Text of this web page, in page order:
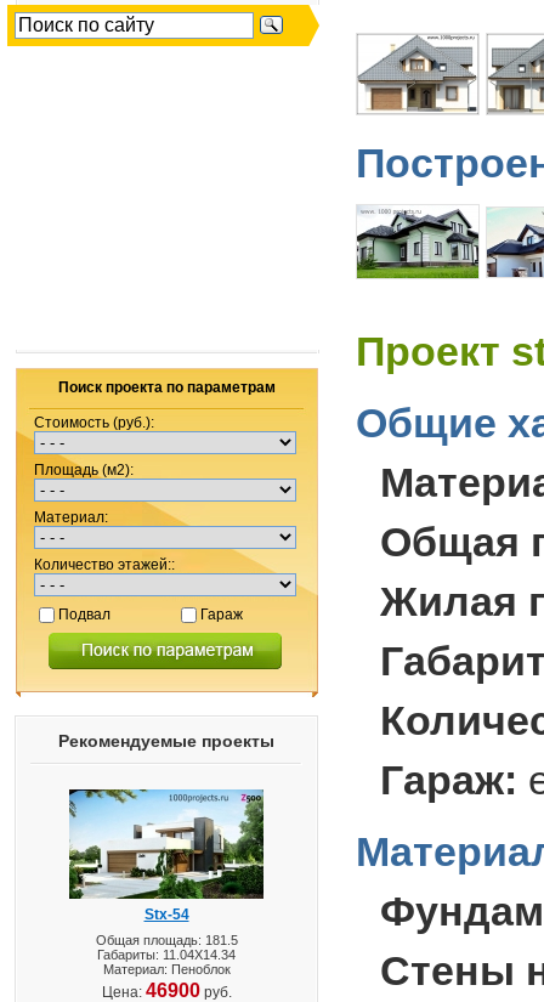
Поиск проекта по параметрам
Стоимость (руб.):
Площадь (м2):
Материал:
Количество этажей::
Подвал Гараж
Рекомендуемые проекты
Stx-54
Общая площадь: 181.5
Габариты: 11.04X14.34
Материал: Пеноблок
Цена: 46900руб.
Проект
Общие
Общая
Жилая
Гараж:
Стены